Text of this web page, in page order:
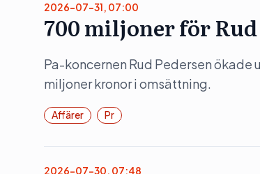
2026-07-31, 07:00
700 miljoner för Rud
Pa-koncernen Rud Pedersen
miljoner kronor i omsättning.
Affärer Pr
2026-07-30, 07:48